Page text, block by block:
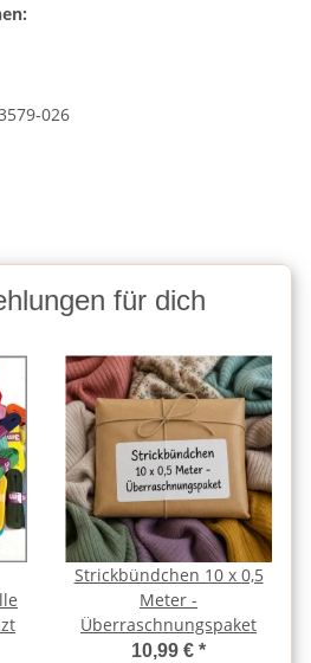
026
für dich
Strickbündchen 10 x 0,5
Meter -
Überraschnungspaket
10,99 € *